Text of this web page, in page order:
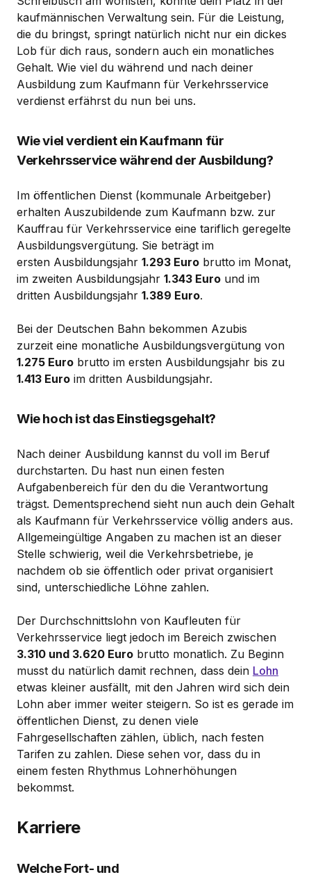
kaufmännischen Verwaltung sein. Für die Leistung,
die du bringst, springt natürlich nicht nur ein dickes
Lob für dich raus, sondern auch ein monatliches
Gehalt. Wie viel du während und nach deiner
Ausbildung zum Kaufmann für Verkehrsservice
verdienst erfährst du nun bei uns.
Wie viel verdient ein Kaufmann für
Verkehrsservice während der Ausbildung?
Im öffentlichen Dienst (kommunale Arbeitgeber)
erhalten Auszubildende zum Kaufmann bzw. zur
Kauffrau für Verkehrsservice eine tariflich geregelte
Ausbildungsvergütung. Sie beträgt im
ersten Ausbildungsjahr 1.293 Euro brutto im Monat,
im zweiten Ausbildungsjahr 1.343 Euro und im
dritten Ausbildungsjahr 1.389 Euro.
Bei der Deutschen Bahn bekommen Azubis
zurzeit eine monatliche Ausbildungsvergütung von
1.275 Euro brutto im ersten Ausbildungsjahr bis zu
1.413 Euro im dritten Ausbildungsjahr.
Wie hoch ist das Einstiegsgehalt?
Nach deiner Ausbildung kannst du voll im Beruf
durchstarten. Du hast nun einen festen
Aufgabenbereich für den du die Verantwortung
trägst. Dementsprechend sieht nun auch dein Gehalt
als Kaufmann für Verkehrsservice völlig anders aus.
Allgemeingültige Angaben zu machen ist an dieser
Stelle schwierig, weil die Verkehrsbetriebe, je
nachdem ob sie öffentlich oder privat organisiert
sind, unterschiedliche Löhne zahlen.
Der Durchschnittslohn von Kaufleuten für
Verkehrsservice liegt jedoch im Bereich zwischen
3.310 und 3.620 Euro brutto monatlich. Zu Beginn
musst du natürlich damit rechnen, dass dein Lohn
etwas kleiner ausfällt, mit den Jahren wird sich dein
Lohn aber immer weiter steigern. So ist es gerade im
öffentlichen Dienst, zu denen viele
Fahrgesellschaften zählen, üblich, nach festen
Tarifen zu zahlen. Diese sehen vor, dass du in
einem festen Rhythmus Lohnerhöhungen
bekommst.
Karriere
Welche Fort- und